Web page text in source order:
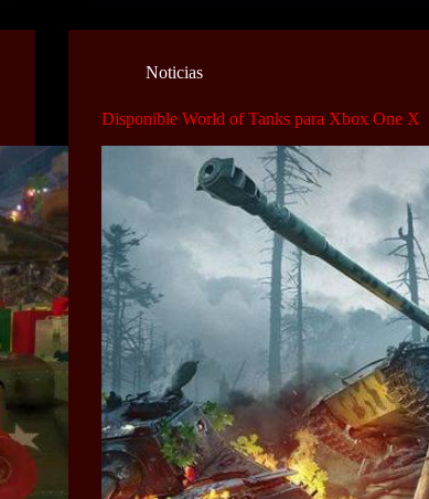
Noticias
Disponible World of Tanks para Xbox One X